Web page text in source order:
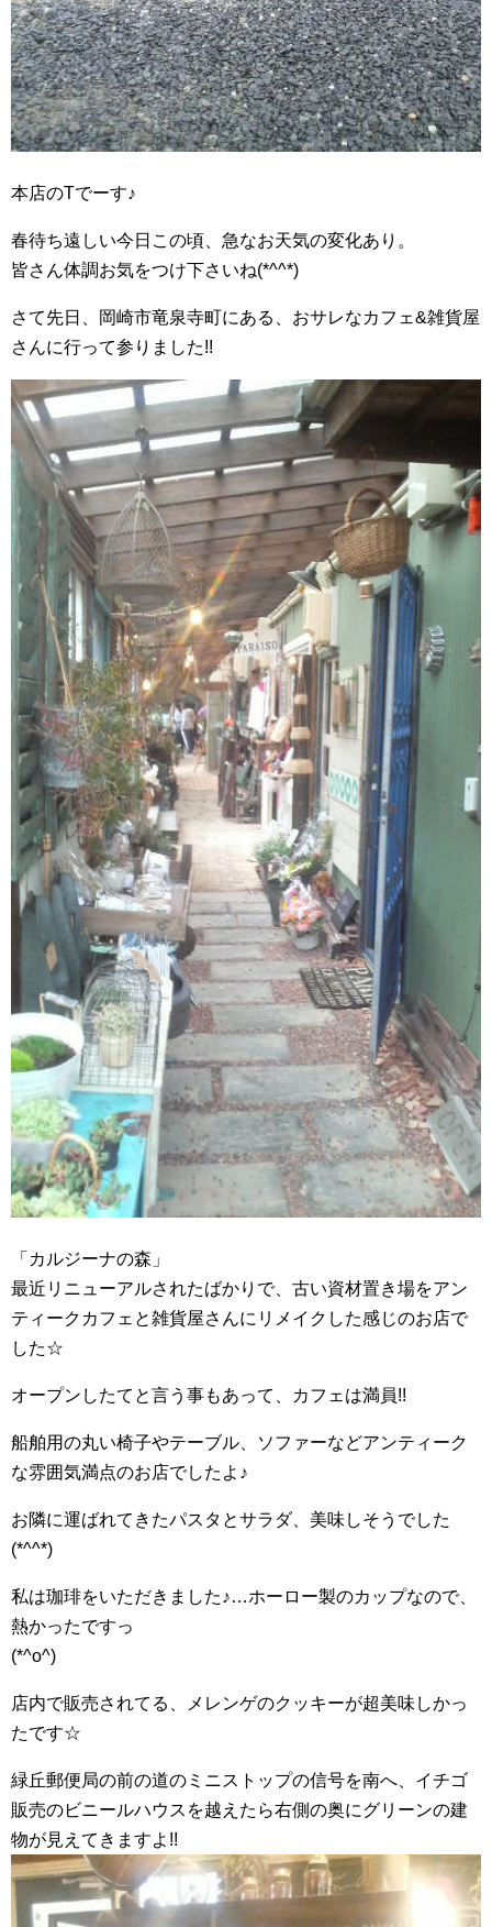
本店のTでーす♪
春待ち遠しい今日この頃、急なお天気の変化あり。
皆さん体調お気をつけ下さいね(*^^*)
さて先日、岡崎市竜泉寺町にある、おサレなカフェ&雑貨屋
さんに行って参りました!!
「カルジーナの森」
最近リニューアルされたばかりで、古い資材置き場をアン
ティークカフェと雑貨屋さんにリメイクした感じのお店で
した☆
オープンしたてと言う事もあって、カフェは満員!!
船舶用の丸い椅子やテーブル、ソファーなどアンティーク
な雰囲気満点のお店でしたよ♪
お隣に運ばれてきたパスタとサラダ、美味しそうでした
(*^^*)
私は珈琲をいただきました♪…ホーロー製のカップなので、
熱かったですっ
(*^o^)
店内で販売されてる、メレンゲのクッキーが超美味しかっ
たです☆
緑丘郵便局の前の道のミニストップの信号を南へ、イチゴ
販売のビニールハウスを越えたら右側の奥にグリーンの建
物が見えてきますよ!!